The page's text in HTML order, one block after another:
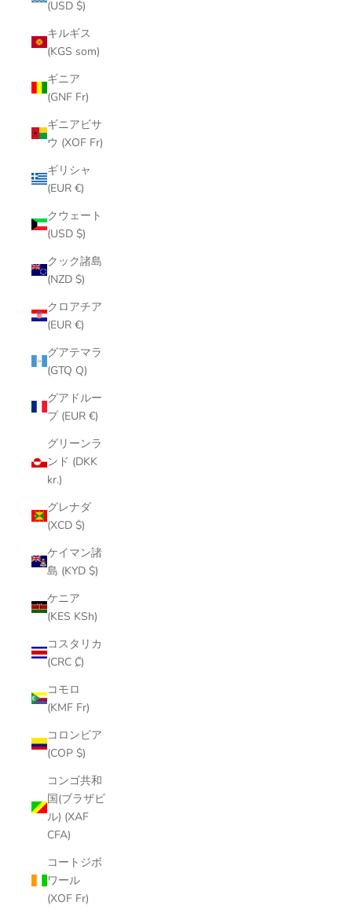
(USD $)
キルギス
(KGS som)
ギニア
(GNF Fr)
ギニアビサ
ウ (XOF Fr)
ギリシャ
(EUR €)
クウェート
(USD $)
クック諸島
(NZD $)
クロアチア
(EUR €)
グアテマラ
(GTQ Q)
グアドルー
プ (EUR €)
グリーンラ
ンド (DKK
kr.)
グレナダ
(XCD $)
ケイマン諸
島 (KYD $)
ケニア
(KES KSh)
コスタリカ
(CRC ₡)
コモロ
(KMF Fr)
コロンビア
(COP $)
コンゴ共和
国(ブラザビ
ル) (XAF
CFA)
コートジボ
ワール
(XOF Fr)